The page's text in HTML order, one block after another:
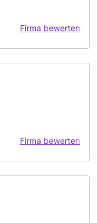
Firma bewerten
Firma bewerten